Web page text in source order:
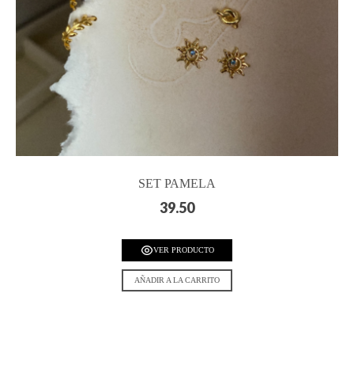
SET PAMELA
39.50
VER PRODUCTO
AÑADIR A LA CARRITO